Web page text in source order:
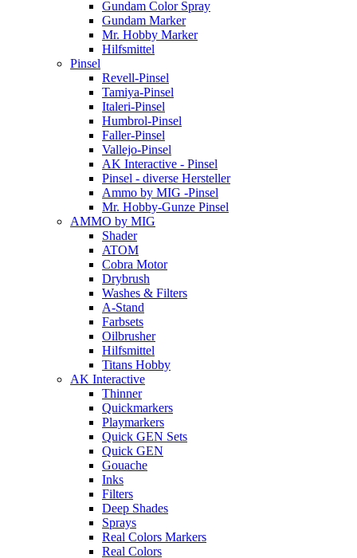
Gundam Color Spray
Gundam Marker
Mr. Hobby Marker
Hilfsmittel
Pinsel
Revell-Pinsel
Tamiya-Pinsel
Italeri-Pinsel
Humbrol-Pinsel
Faller-Pinsel
Vallejo-Pinsel
AK Interactive - Pinsel
Pinsel - diverse Hersteller
Ammo by MIG -Pinsel
Mr. Hobby-Gunze Pinsel
AMMO by MIG
Shader
ATOM
Cobra Motor
Drybrush
Washes & Filters
A-Stand
Farbsets
Oilbrusher
Hilfsmittel
Titans Hobby
AK Interactive
Thinner
Quickmarkers
Playmarkers
Quick GEN Sets
Quick GEN
Gouache
Inks
Filters
Deep Shades
Sprays
Real Colors Markers
Real Colors